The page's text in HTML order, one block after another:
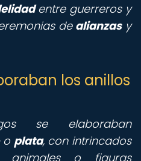
entre guerreros y
de alianzasy
los anillos
se elaboraban
o plata, con intrincados
animales o figuras